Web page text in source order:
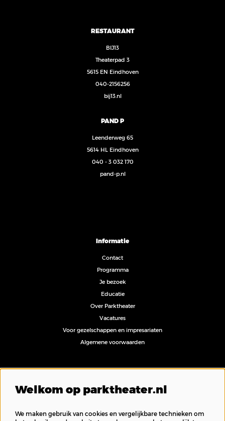
RESTAURANT
BIJ13
Theaterpad 3
5615 EN Eindhoven
040-2156256
bij13.nl
PAND P
Leenderweg 65
5614 HL Eindhoven
040 - 3 032 170
pand-p.nl
Informatie
Contact
Programma
Je bezoek
Educatie
Over Parktheater
Vacatures
Voor gezelschappen en impresariaten
Algemene voorwaarden
Welkom op parktheater.nl
We maken gebruik van cookies en vergelijkbare technieken om